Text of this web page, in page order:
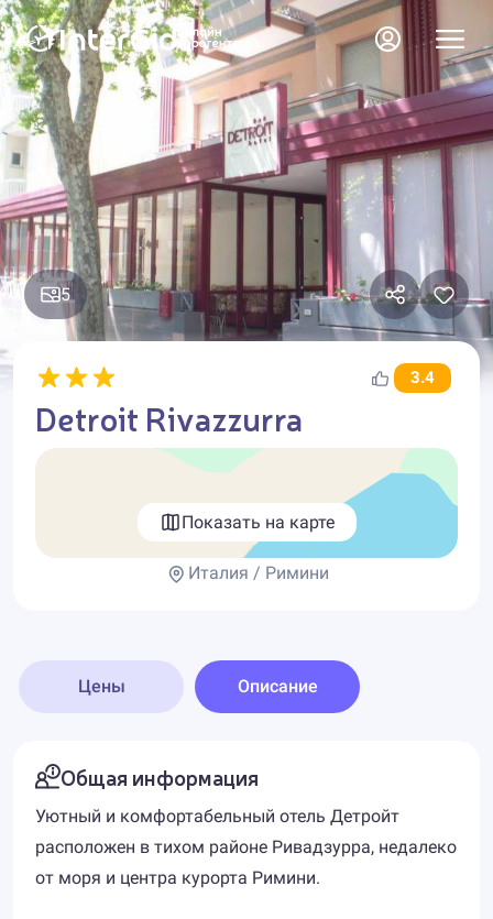
5
3.4
Detroit Rivazzurra
Показать на карте
Италия / Римини
Цены Описание
Общая информация
Уютный и комфортабельный отель Детройт
расположен в тихом районе Ривадзурра, недалеко
от моря и центра курорта Римини.